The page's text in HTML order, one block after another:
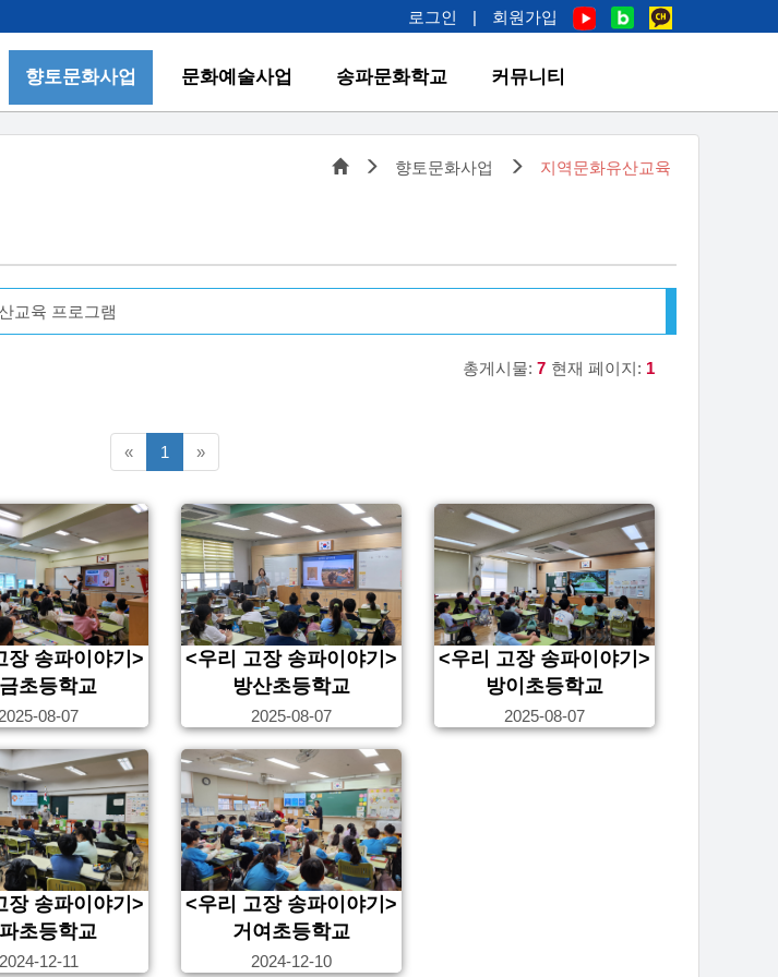
로그인 | 회원가입
향토문화사업 문화예술사업 송파문화학교 커뮤니티
향토문화사업 지역문화유산교육
교육 프로그램
총게시물: 7 현재 페이지: 1
«이전5페이지
1 »다음5페이지
장 송파이야기>
초등학교
2025-08-07
<우리 고장 송파이야기>
방산초등학교
2025-08-07
<우리 고장 송파이야기>
방이초등학교
2025-08-07
장 송파이야기>
초등학교
2024-12-11
<우리 고장 송파이야기>
거여초등학교
2024-12-10